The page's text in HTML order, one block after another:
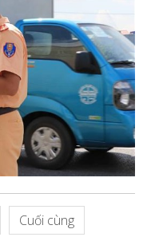
Cuối cùng